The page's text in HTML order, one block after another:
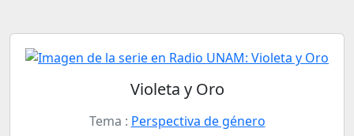
Violeta y Oro
Tema : Perspectiva de género